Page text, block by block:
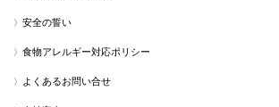
安全の誓い
食物アレルギー対応ポリシー
よくあるお問い合せ